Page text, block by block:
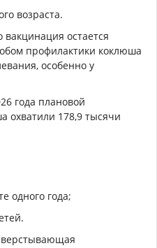
возраста.
остается
профилактики коклюша
особенно у
года плановой
охватили 178,9 тысячи
одного года;